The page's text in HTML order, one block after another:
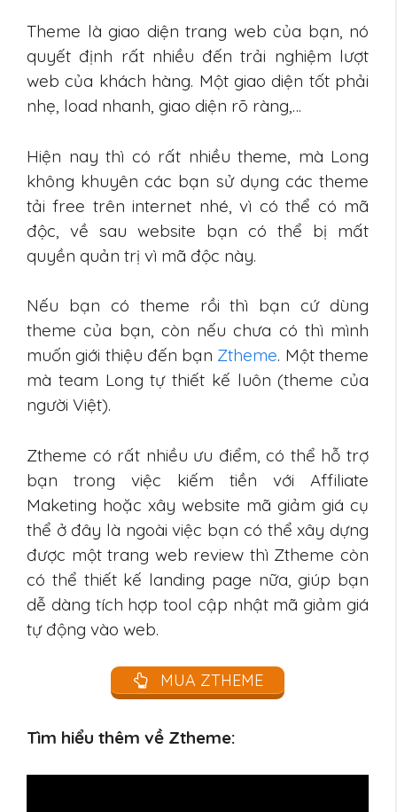
Theme là giao diện trang web của bạn, nó
quyết định rất nhiều đến trải nghiệm lượt
web của khách hàng. Một giao diện tốt phải
nhẹ, load nhanh, giao diện rõ ràng,…
Hiện nay thì có rất nhiều theme, mà Long
không khuyên các bạn sử dụng các theme
tải free trên internet nhé, vì có thể có mã
độc, về sau website bạn có thể bị mất
quyền quản trị vì mã độc này.
Nếu bạn có theme rồi thì bạn cứ dùng
theme của bạn, còn nếu chưa có thì mình
muốn giới thiệu đến bạn Ztheme. Một theme
mà team Long tự thiết kế luôn (theme của
người Việt).
Ztheme có rất nhiều ưu điểm, có thể hỗ trợ
bạn trong việc kiếm tiền với Affiliate
Maketing hoặc xây website mã giảm giá cụ
thể ở đây là ngoài việc bạn có thể xây dựng
được một trang web review thì Ztheme còn
có thể thiết kế landing page nữa, giúp bạn
dễ dàng tích hợp tool cập nhật mã giảm giá
tự động vào web.
MUA ZTHEME
Tìm hiểu thêm về Ztheme: